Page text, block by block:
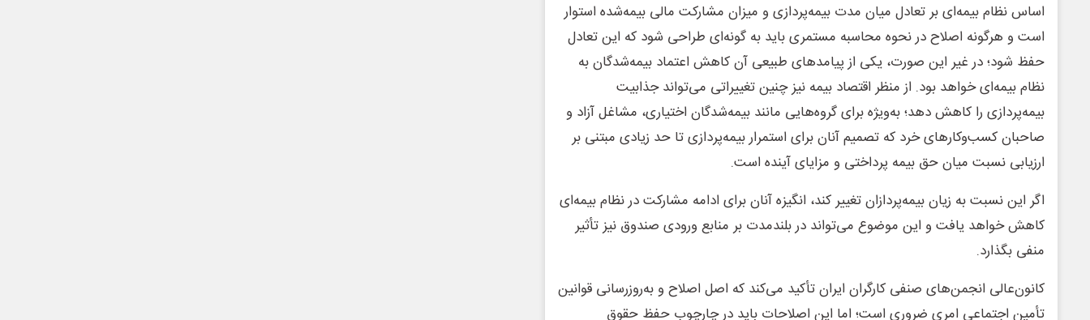
اساس نظام بیمه‌ای بر تعادل میان مدت بیمه‌پردازی و میزان مشارکت مالی بیمه‌شده استوار
است و هرگونه اصلاح در نحوه محاسبه مستمری باید به گونه‌ای طراحی شود که این تعادل
حفظ شود؛ در غیر این صورت، یکی از پیامدهای طبیعی آن کاهش اعتماد بیمه‌شدگان به
نظام بیمه‌ای خواهد بود. از منظر اقتصاد بیمه نیز چنین تغییراتی می‌تواند جذابیت
بیمه‌پردازی را کاهش دهد؛ به‌ویژه برای گروه‌هایی مانند بیمه‌شدگان اختیاری، مشاغل آزاد و
صاحبان کسب‌وکارهای خرد که تصمیم آنان برای استمرار بیمه‌پردازی تا حد زیادی مبتنی بر
ارزیابی نسبت میان حق بیمه پرداختی و مزایای آینده است.
اگر این نسبت به زیان بیمه‌پردازان تغییر کند، انگیزه آنان برای ادامه مشارکت در نظام بیمه‌ای
کاهش خواهد یافت و این موضوع می‌تواند در بلندمدت بر منابع ورودی صندوق نیز تأثیر
منفی بگذارد.
کانون‌عالی انجمن‌های صنفی کارگران ایران تأکید می‌کند که اصل اصلاح و به‌روزرسانی قوانین
تأمین اجتماعی امری ضروری است؛ اما این اصلاحات باید در چارچوب حفظ حقوق